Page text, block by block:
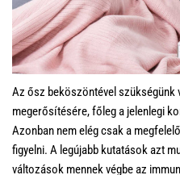
Az ősz beköszöntével szükségünk
megerősítésére, főleg a jelenlegi
Azonban nem elég csak a
figyelni. A legújabb kutatások azt
változások mennek végbe az